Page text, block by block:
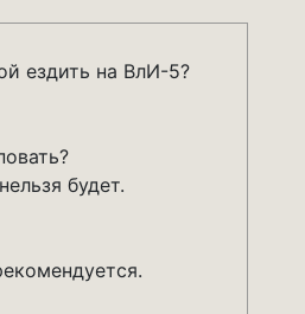
ездить на ВлИ-5?
будет.